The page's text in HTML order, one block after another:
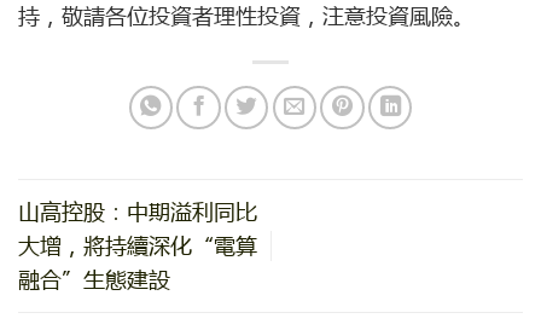
持，敬請各位投資者理性投資，注意投資風險。
山高控股：中期溢利同比
大增，將持續深化“電算
融合”生態建設